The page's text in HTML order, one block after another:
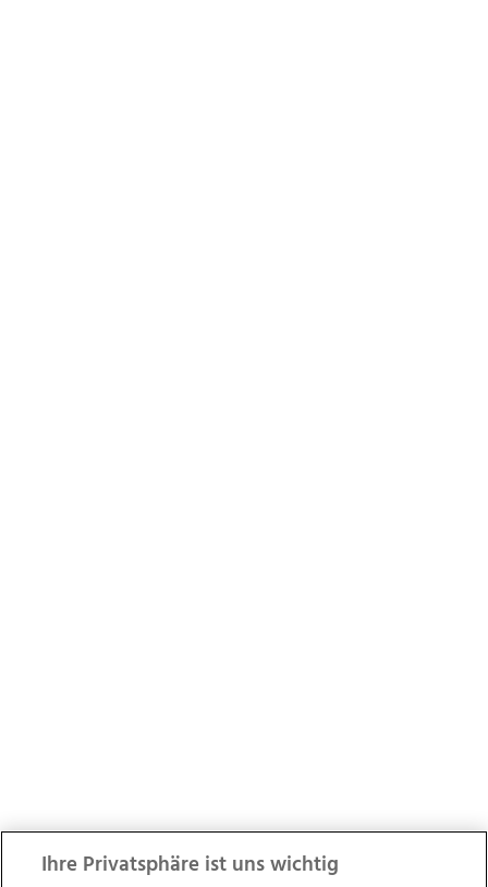
Ihre Privatsphäre ist uns wichtig